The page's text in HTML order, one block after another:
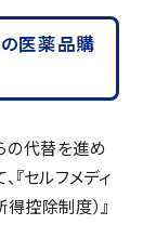
の医薬品購
代替を進め
『セルフメディ
控除制度）』